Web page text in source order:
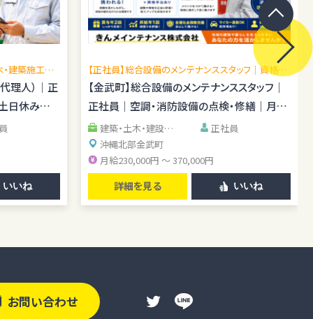
建築施工管
あり／施工
理人）｜正
日休み｜
いいね
【正社員】総合設備のメンテナンススタッフ｜資格手
当あり｜転勤なし
【金武町】総合設備のメンテナンススタッフ｜
正社員｜空調・消防設備の点検・修繕｜月給
23万円～37万円
建築・土木・建設系
清掃・警備・施設管理
系 IT・エンジニア系
正社員
沖縄北部金武町
月給230,000円 ～ 370,000円
詳細を見る いいね
お問い合わせ